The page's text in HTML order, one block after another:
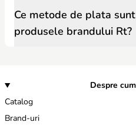
Ce metode de plata
produsele brandului Rt?
Despre
Catalog
Brand-uri